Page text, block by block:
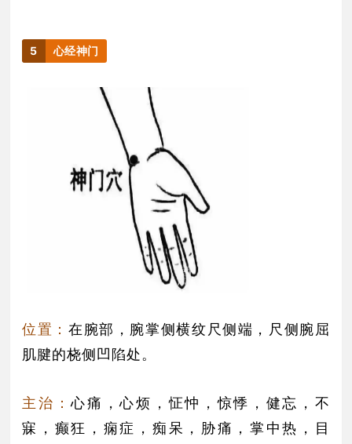
5 心经神门
位置： 在腕部，腕掌侧横纹尺侧端，尺侧腕屈
肌腱的桡侧凹陷处。
主治：心痛，心烦，怔忡，惊悸，健忘，不
寐，癫狂，痫症，痴呆，胁痛，掌中热，目